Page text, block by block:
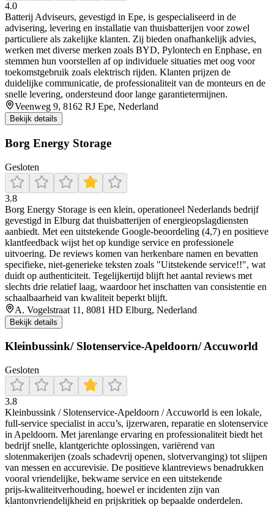
4.0
Batterij Adviseurs, gevestigd in Epe, is gespecialiseerd in de
advisering, levering en installatie van thuisbatterijen voor zowel
particuliere als zakelijke klanten. Zij bieden onafhankelijk advies,
werken met diverse merken zoals BYD, Pylontech en Enphase, en
stemmen hun voorstellen af op individuele situaties met oog voor
toekomstgebruik zoals elektrisch rijden. Klanten prijzen de
duidelijke communicatie, de professionaliteit van de monteurs en de
snelle levering, ondersteund door lange garantietermijnen.
Veenweg 9, 8162 RJ Epe, Nederland
Bekijk details
Borg Energy Storage
Gesloten
3.8
Borg Energy Storage is een klein, operationeel Nederlands bedrijf
gevestigd in Elburg dat thuisbatterijen of energieopslagdiensten
aanbiedt. Met een uitstekende Google‑beoordeling (4,7) en positieve
klantfeedback wijst het op kundige service en professionele
uitvoering. De reviews komen van herkenbare namen en bevatten
specifieke, niet‑generieke teksten zoals "Uitstekende service!!", wat
duidt op authenticiteit. Tegelijkertijd blijft het aantal reviews met
slechts drie relatief laag, waardoor het inschatten van consistentie en
schaalbaarheid van kwaliteit beperkt blijft.
A. Vogelstraat 11, 8081 HD Elburg, Nederland
Bekijk details
Kleinbussink/ Slotenservice-Apeldoorn/ Accuworld
Gesloten
3.8
Kleinbussink / Slotenservice‑Apeldoorn / Accuworld is een lokale,
full‑service specialist in accu’s, ijzerwaren, reparatie en slotenservice
in Apeldoorn. Met jarenlange ervaring en professionaliteit biedt het
bedrijf snelle, klantgerichte oplossingen, variërend van
slotenmakerijen (zoals schadevrij openen, slotvervanging) tot slijpen
van messen en accurevisie. De positieve klantreviews benadrukken
vooral vriendelijke, bekwame service en een uitstekende
prijs‑kwaliteitverhouding, hoewel er incidenten zijn van
klantonvriendelijkheid en prijskritiek op bepaalde onderdelen.